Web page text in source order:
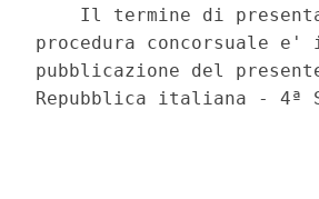
Il termine di
procedura concorsuale
pubblicazione del
Repubblica italiana - 4ª